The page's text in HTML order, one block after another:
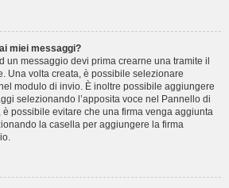
miei messaggi?
un messaggio devi prima crearne una tramite il
Una volta creata, è possibile selezionare
modulo di invio. È inoltre possibile aggiungere
selezionando l’apposita voce nel Pannello di
possibile evitare che una firma venga aggiunta
la casella per aggiungere la firma